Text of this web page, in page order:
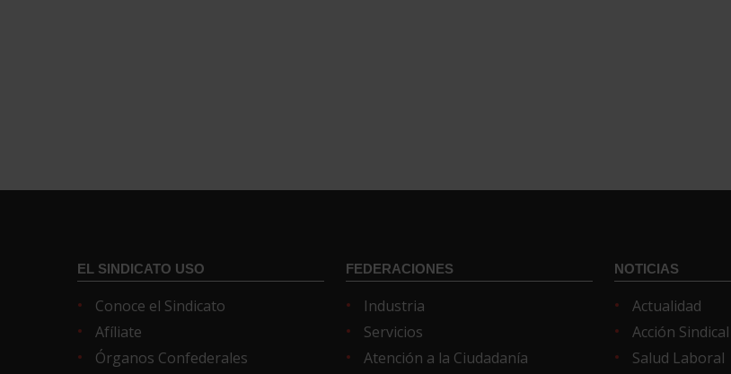
EL SINDICATO USO
Conoce el Sindicato
Afíliate
Órganos Confederales
FEDERACIONES
Industria
Servicios
Atención a la Ciudadanía
NOTICIAS
Actualidad
Acción Sindical
Salud Laboral